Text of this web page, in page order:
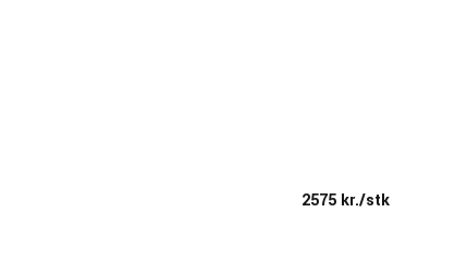
2575 kr./stk